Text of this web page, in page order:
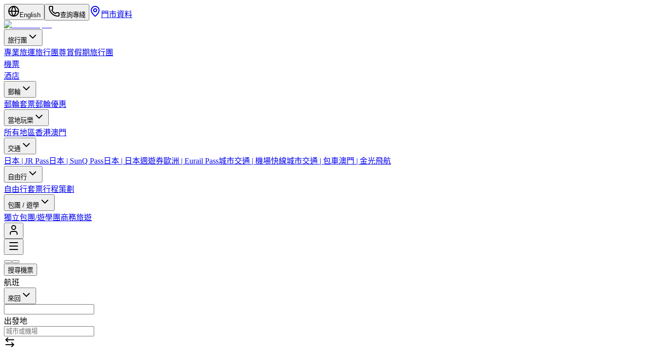
English 查詢專綫 門市資料
旅行團
專業旅運旅行團尊賞假期旅行團
機票
酒店
郵輪
郵輪套票郵輪優惠
當地玩樂
所有地區香港澳門
交通
日本 | JR Pass 日本 | SunQ Pass 日本 | 日本週遊券歐洲 | Eurail Pass城市交通 | 機場快線城市交通 | 包車澳門 | 金光飛航
自由行
自由行套票行程策劃
包團 / 遊學
獨立包團/遊學團 商務旅遊
搜尋機票
航班
來回
出發地